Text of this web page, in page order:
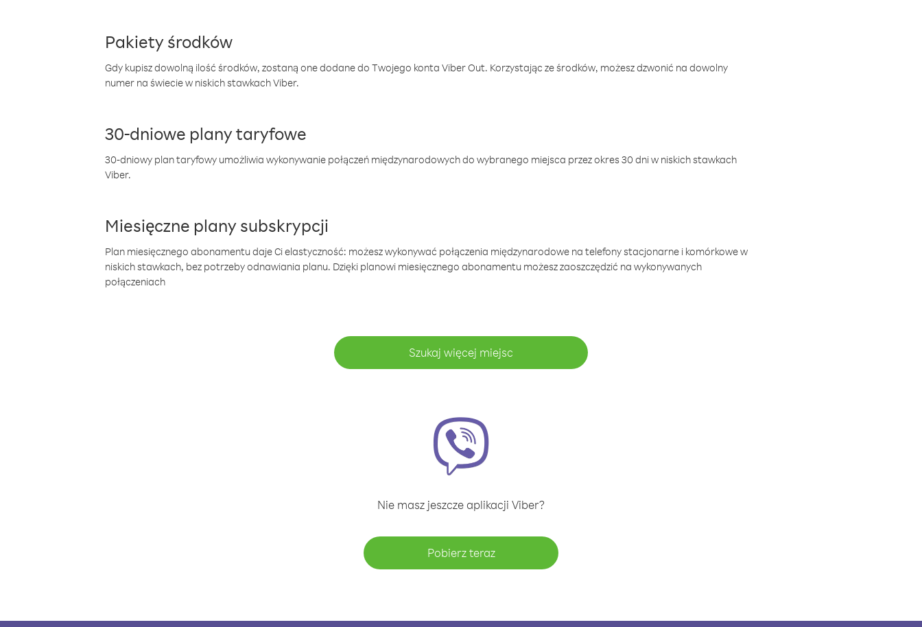
Pakiety środków
Gdy kupisz dowolną ilość środków, zostaną one dodane do Twojego konta Viber Out. Korzystając ze środków, możesz dzwonić na dowolny
numer na świecie w niskich stawkach Viber.
30-dniowe plany taryfowe
30-dniowy plan taryfowy umożliwia wykonywanie połączeń międzynarodowych do wybranego miejsca przez okres 30 dni w niskich stawkach
Viber.
Miesięczne plany subskrypcji
Plan miesięcznego abonamentu daje Ci elastyczność: możesz wykonywać połączenia międzynarodowe na telefony stacjonarne i komórkowe w
niskich stawkach, bez potrzeby odnawiania planu. Dzięki planowi miesięcznego abonamentu możesz zaoszczędzić na wykonywanych
połączeniach
Szukaj więcej miejsc
Nie masz jeszcze aplikacji Viber?
Pobierz teraz